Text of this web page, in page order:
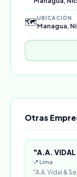
🗺️UBICACIÓN
Managua,
Otras
"A.A.
📍 Lima
"A.A. Vidal &